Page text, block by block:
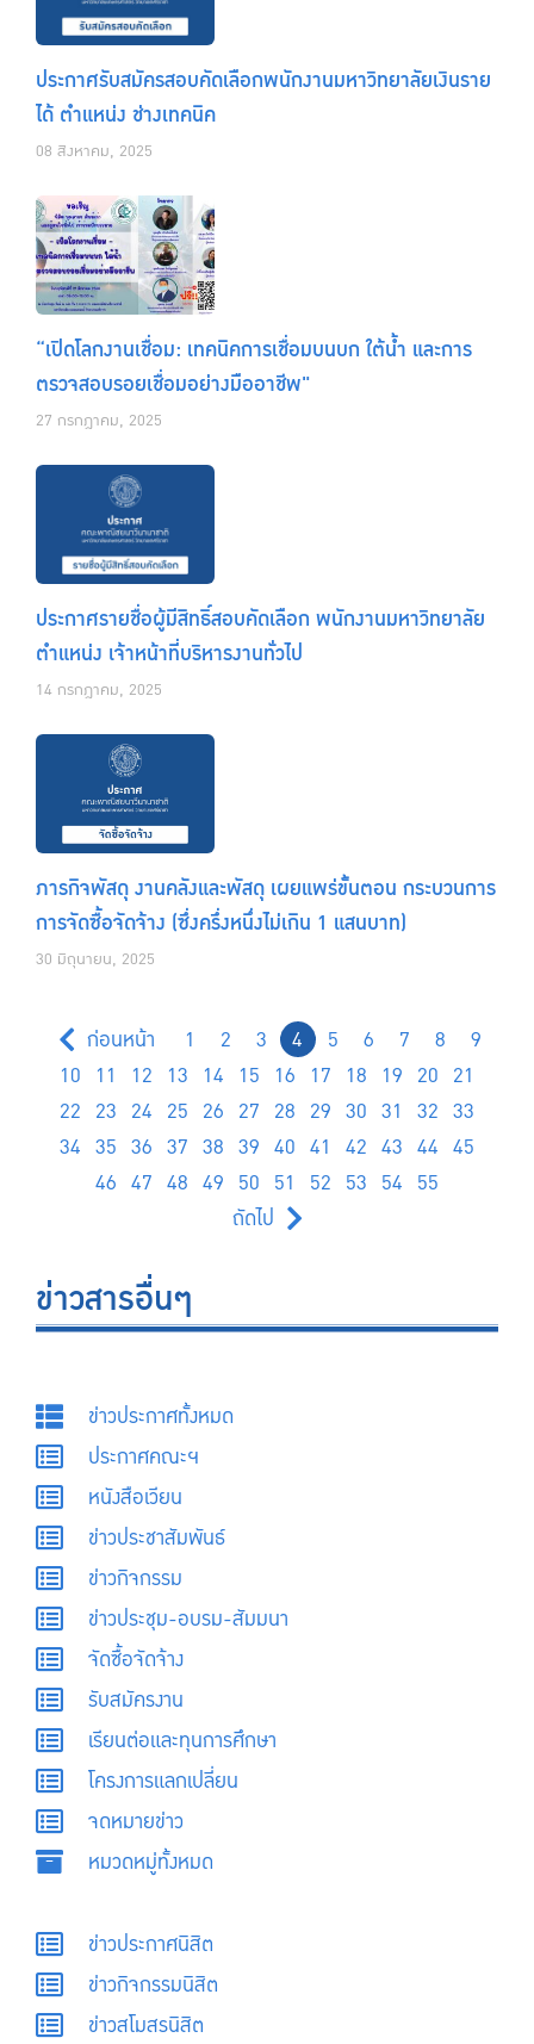
ประกาศรับสมัครสอบคัดเลือกพนักงานมหาวิทยาลัยเงินราย
ได้ ตำแหน่ง ช่างเทคนิค
08 สิงหาคม, 2025
“เปิดโลกงานเชื่อม: เทคนิคการเชื่อมบนบก ใต้น้ำ และการ
ตรวจสอบรอยเชื่อมอย่างมืออาชีพ"
27 กรกฎาคม, 2025
ประกาศรายชื่อผู้มีสิทธิ์สอบคัดเลือก พนักงานมหาวิทยาลัย
ตำแหน่ง เจ้าหน้าที่บริหารงานทั่วไป
14 กรกฎาคม, 2025
ภารกิจพัสดุ งานคลังและพัสดุ เผยแพร่ขั้นตอน กระบวนการ
การจัดซื้อจัดจ้าง (ซึ่งครึ่งหนึ่งไม่เกิน 1 แสนบาท)
30 มิถุนายน, 2025
ก่อนหน้า 1 2 3 4 5 6 7 8
9
10 11 12 13 14 15 16 17 18 19 20 21
22 23 24 25 26 27 28 29 30 31 32 33
34 35 36 37 38 39 40 41 42 43 44 45
46 47 48 49 50 51 52 53 54 55
ถัดไป
ข่าวสารอื่นๆ
ข่าวประกาศทั้งหมด
ประกาศคณะฯ
หนังสือเวียน
ข่าวประชาสัมพันธ์
ข่าวกิจกรรม
ข่าวประชุม-อบรม-สัมมนา
จัดซื้อจัดจ้าง
รับสมัครงาน
เรียนต่อและทุนการศึกษา
โครงการแลกเปลี่ยน
จดหมายข่าว
หมวดหมู่ทั้งหมด
ข่าวประกาศนิสิต
ข่าวกิจกรรมนิสิต
ข่าวสโมสรนิสิต